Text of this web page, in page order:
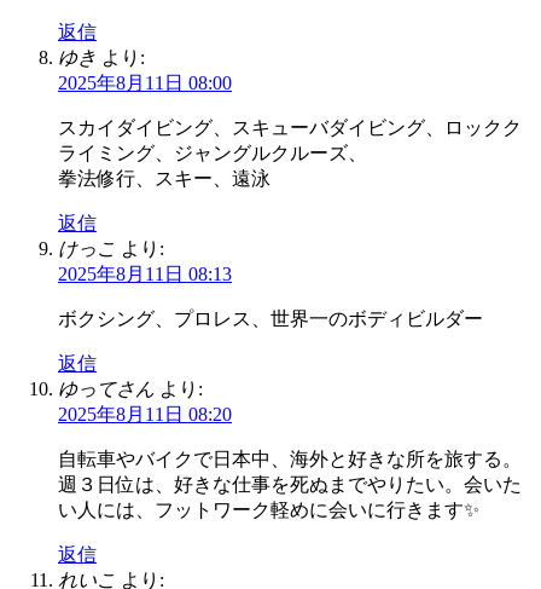
返信
ゆき より:
2025年8月11日 08:00
スカイダイビング、スキューバダイビング、ロックク
ライミング、ジャングルクルーズ、
拳法修行、スキー、遠泳
返信
けっこ より:
2025年8月11日 08:13
ボクシング、プロレス、世界一のボディビルダー
返信
ゆってさん より:
2025年8月11日 08:20
自転車やバイクで日本中、海外と好きな所を旅する。
週３日位は、好きな仕事を死ぬまでやりたい。会いた
い人には、フットワーク軽めに会いに行きます✨️
返信
れいこ より: